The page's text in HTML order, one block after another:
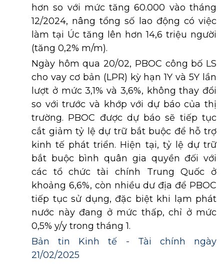
hơn so với mức tăng 60.000 vào tháng
12/2024, nâng tổng số lao động có việc
làm tại Úc tăng lên hơn 14,6 triệu người
(tăng 0,2% m/m).
Ngày hôm qua 20/02, PBOC công bố LS
cho vay cơ bản (LPR) kỳ hạn 1Y và 5Y lần
lượt ở mức 3,1% và 3,6%, không thay đổi
so với trước và khớp với dự báo của thị
trường. PBOC được dự báo sẽ tiếp tục
cắt giảm tỷ lệ dự trữ bắt buộc để hỗ trợ
kinh tế phát triển. Hiện tại, tỷ lệ dự trữ
bắt buộc bình quân gia quyền đối với
các tổ chức tài chính Trung Quốc ở
khoảng 6,6%, còn nhiều dư địa để PBOC
tiếp tục sử dụng, đặc biệt khi lạm phát
nước này đang ở mức thấp, chỉ ở mức
0,5% y/y trong tháng 1.
Bản tin Kinh tế - Tài chính ngày
21/02/2025